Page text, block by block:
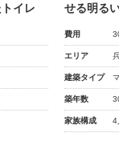
イレ
せる明る
費用
エリア
建築タイプ
築年数
家族構成 4